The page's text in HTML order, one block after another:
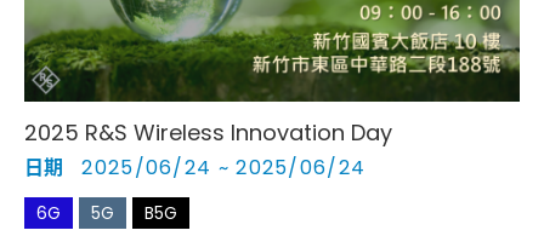
2025 R&S Wireless Innovation Day
日期 2025/06/24 ~ 2025/06/24
6G 5G B5G